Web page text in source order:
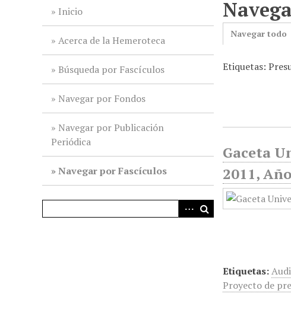
Inicio
Acerca de la Hemeroteca
Búsqueda por Fascículos
Navegar por Fondos
Navegar por Publicación
Periódica
Navegar por Fascículos
Navegar todo
Etiquetas:
Gaceta
2011,
Etiquetas:
Proyecto de